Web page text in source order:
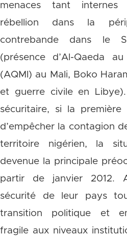
menaces tant
rébellion dans la
contrebande dans le
(présence d’Al-Qaeda
(AQMI) au Mali, Boko
et guerre civile en
sécuritaire, si la
d’empêcher la contagion
territoire nigérien, la
devenue la principale
partir de janvier 2012.
sécurité de leur pays
transition politique et
fragile aux niveaux